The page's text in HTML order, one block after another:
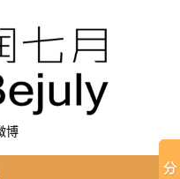
博